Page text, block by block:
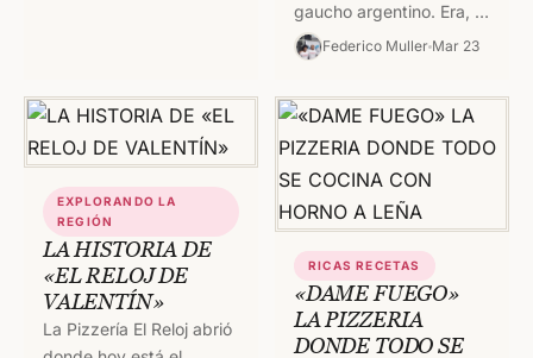
gaucho argentino. Era, y
aún lo es, un clásico de
la pampa húmeda, se la
cocinaba…
Federico Muller Mar 23
EXPLORANDO LA
REGIÓN
LA HISTORIA DE
«EL RELOJ DE
VALENTÍN»
La Pizzería El Reloj abrió
RICAS RECETAS
«DAME FUEGO»
LA PIZZERIA
DONDE TODO SE